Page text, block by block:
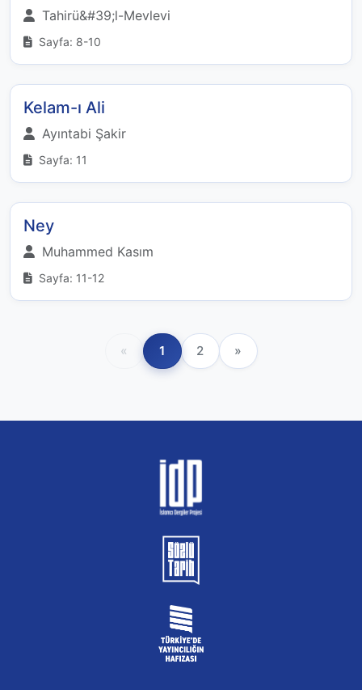
Tahirü&#39;l-Mevlevi
Sayfa: 8-10
Kelam-ı Ali
Ayıntabi Şakir
Sayfa: 11
Ney
Muhammed Kasım
Sayfa: 11-12
« 1 2 »